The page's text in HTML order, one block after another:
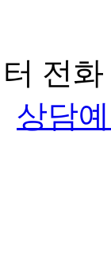
전
상담